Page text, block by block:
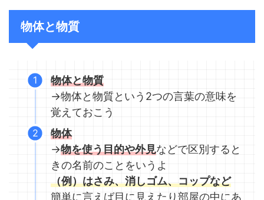
物体と物質
物体と物質
→物体と物質という2つの言葉の意味を
覚えておこう
物体
→物を使う目的や外見などで区別すると
きの名前のことをいうよ
（例）はさみ、消しゴム、コップなど
簡単に言えば目に見えたり部屋の中にあ